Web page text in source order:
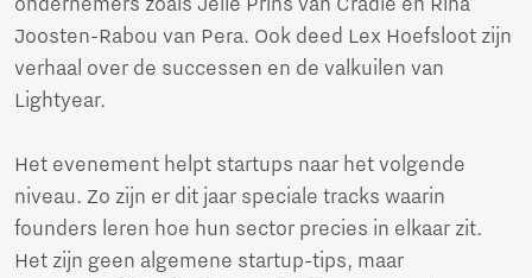
ondernemers zoals Jelle Prins van Cradle en Rina
Joosten-Rabou van Pera. Ook deed Lex Hoefsloot zijn
verhaal over de successen en de valkuilen van
Lightyear.
Het evenement helpt startups naar het volgende
niveau. Zo zijn er dit jaar speciale tracks waarin
founders leren hoe hun sector precies in elkaar zit.
Het zijn geen algemene startup-tips, maar